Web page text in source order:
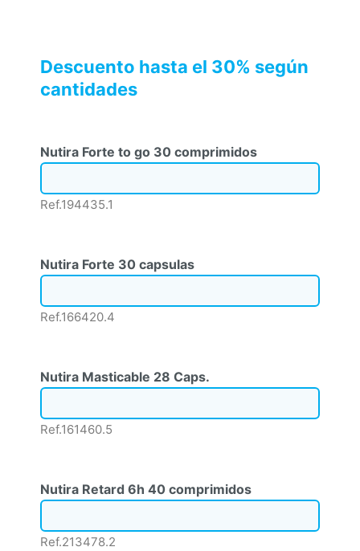
Descuento hasta el 30% según
cantidades
Nutira Forte to go 30 comprimidos
Ref.194435.1
Nutira Forte 30 capsulas
Ref.166420.4
Nutira Masticable 28 Caps.
Ref.161460.5
Nutira Retard 6h 40 comprimidos
Ref.213478.2